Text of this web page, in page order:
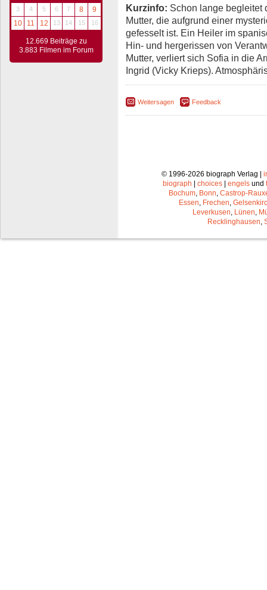
3
4 5 6 7 8
9
10
11 12 13 14 15 16
12.669 Beiträge zu
3.883 Filmen im Forum
Kurzinfo: Schon lange begleitet
Mutter, die aufgrund einer
gefesselt ist. Ein Heiler im
Hin- und hergerissen von
Mutter, verliert sich Sofia in die
Ingrid (Vicky Krieps).
Weitersagen Feedback
© 1996-2026 biograph Verlag |
biograph | choices | engels und
Bochum Bonn Castrop-
Essen Frechen
Leverkusen Lünen
Recklinghausen